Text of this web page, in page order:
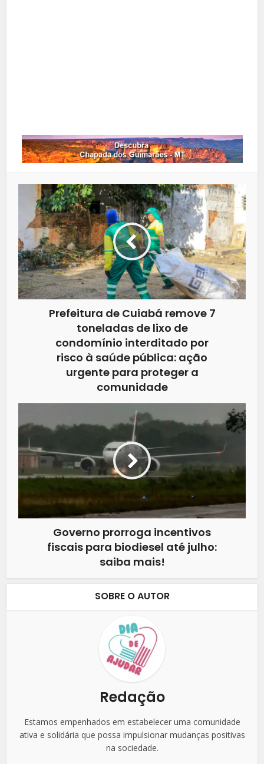
Prefeitura de Cuiabá remove 7
toneladas de lixo de
condomínio interditado por
risco à saúde pública: ação
urgente para proteger a
comunidade
Governo prorroga incentivos
fiscais para biodiesel até julho:
saiba mais!
SOBRE O AUTOR
Redação
Estamos empenhados em estabelecer uma comunidade
ativa e solidária que possa impulsionar mudanças positivas
na sociedade.